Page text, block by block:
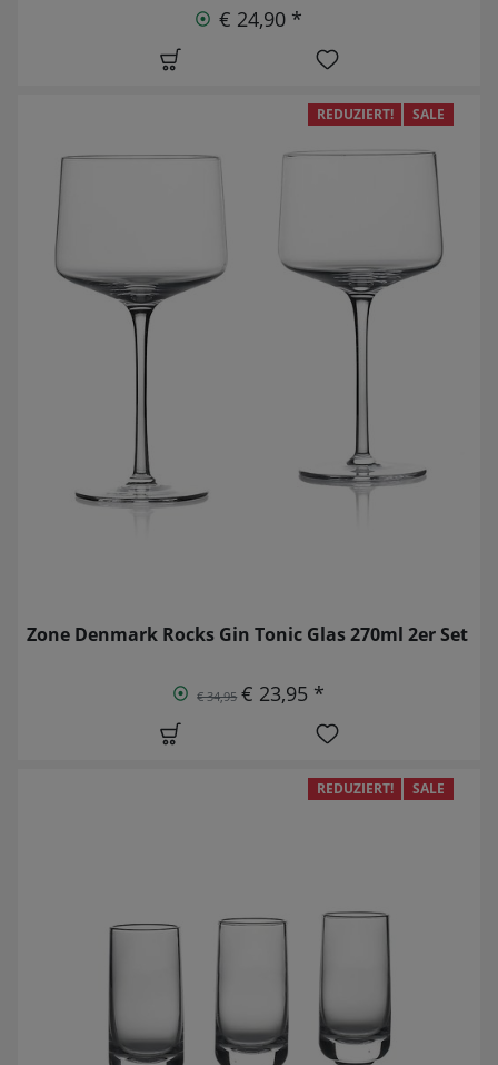
€ 24,90 *
REDUZIERT! SALE
Zone Denmark Rocks Gin Tonic Glas 270ml 2er Set
€ 34,95 € 23,95 *
REDUZIERT! SALE